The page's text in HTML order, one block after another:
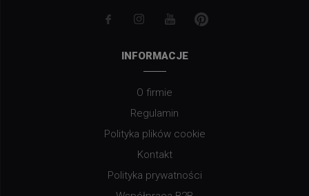
INFORMACJE
O firmie
Regulamin
Polityka plików cookie
Kontakt
Polityka prywatności